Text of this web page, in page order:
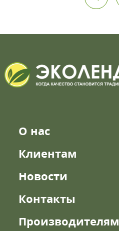
О нас
Клиентам
Новости
Контакты
Производителям